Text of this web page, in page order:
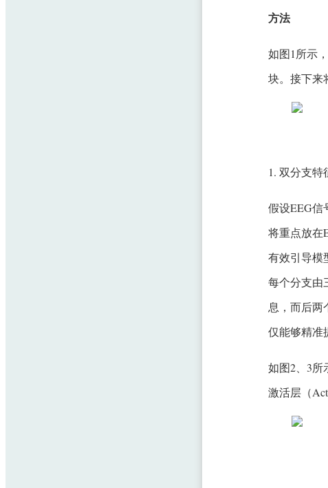
方法
如图1所示
块。接下来
1. 双分支特
假设EEG信
将重点放在
有效引导模
每个分支由
息，而后两
仅能够精准
如图2、3所
激活层（